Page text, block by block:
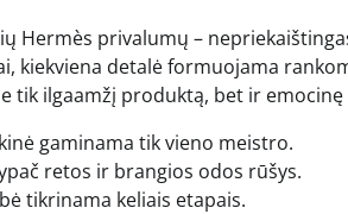
Hermès privalumų –
kiekviena detalė formuojama
tik ilgaamžį produktą, bet ir emocinę
gaminama tik vieno meistro.
retos ir brangios odos rūšys.
tikrinama keliais etapais.